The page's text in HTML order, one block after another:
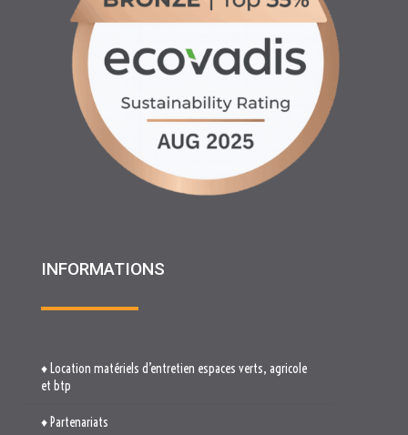
INFORMATIONS
♦ Location matériels d’entretien espaces verts, agricole
et btp
♦ Partenariats